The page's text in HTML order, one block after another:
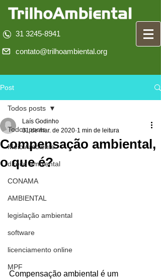
31 3245-8941
contato@trilhoambiental.org
Post
Todos posts
Meio Ambiente
direito ambiental
CONAMA
AMBIENTAL
legislação ambiental
software
licenciamento online
MPF
Todos posts
Compensação ambiental,
o que é?
Laís Godinho
31 de mar. de 2020 1 min de leitura
Compensação ambiental é um